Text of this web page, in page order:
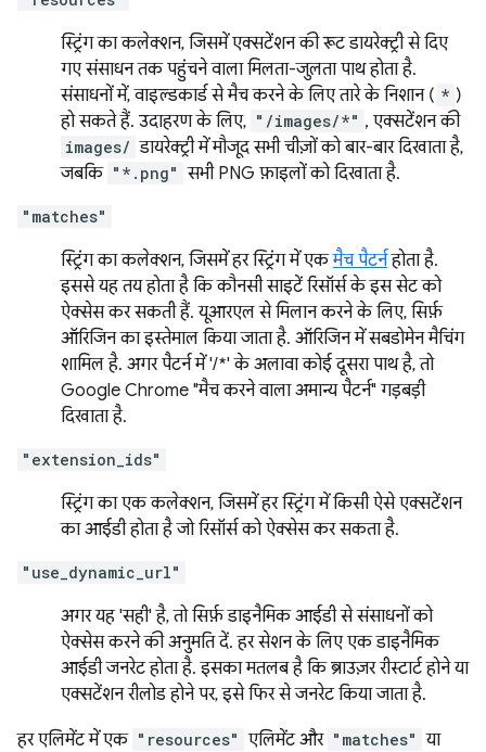
स्ट्रिंग का कलेक्शन, जिसमें एक्सटेंशन की रूट डायरेक्ट्री से दिए
गए संसाधन तक पहुंचने वाला मिलता-जुलता पाथ होता है.
संसाधनों में, वाइल्डकार्ड से मैच करने के लिए तारे के निशान ( * )
हो सकते हैं. उदाहरण के लिए, "/images/*" , एक्सटेंशन की
images/ डायरेक्ट्री में मौजूद सभी चीज़ों को बार-बार दिखाता है,
जबकि "*.png" सभी PNG फ़ाइलों को दिखाता है.
"matches"
स्ट्रिंग का कलेक्शन, जिसमें हर स्ट्रिंग में एकमैच पैटर्नहोता है.
इससे यह तय होता है कि कौनसी साइटें रिसॉर्स के इस सेट को
ऐक्सेस कर सकती हैं. यूआरएल से मिलान करने के लिए, सिर्फ़
ऑरिजिन का इस्तेमाल किया जाता है. ऑरिजिन में सबडोमेन मैचिंग
शामिल है. अगर पैटर्न में '/*' के अलावा कोई दूसरा पाथ है, तो
Google Chrome "मैच करने वाला अमान्य पैटर्न" गड़बड़ी
दिखाता है.
"extension_ids"
स्ट्रिंग का एक कलेक्शन, जिसमें हर स्ट्रिंग में किसी ऐसे एक्सटेंशन
का आईडी होता है जो रिसॉर्स को ऐक्सेस कर सकता है.
"use_dynamic_url"
अगर यह 'सही' है, तो सिर्फ़ डाइनैमिक आईडी से संसाधनों को
ऐक्सेस करने की अनुमति दें. हर सेशन के लिए एक डाइनैमिक
आईडी जनरेट होता है. इसका मतलब है कि ब्राउज़र रीस्टार्ट होने या
एक्सटेंशन रीलोड होने पर, इसे फिर से जनरेट किया जाता है.
हर एलिमेंट में एक "resources" एलिमेंट और "matches" या